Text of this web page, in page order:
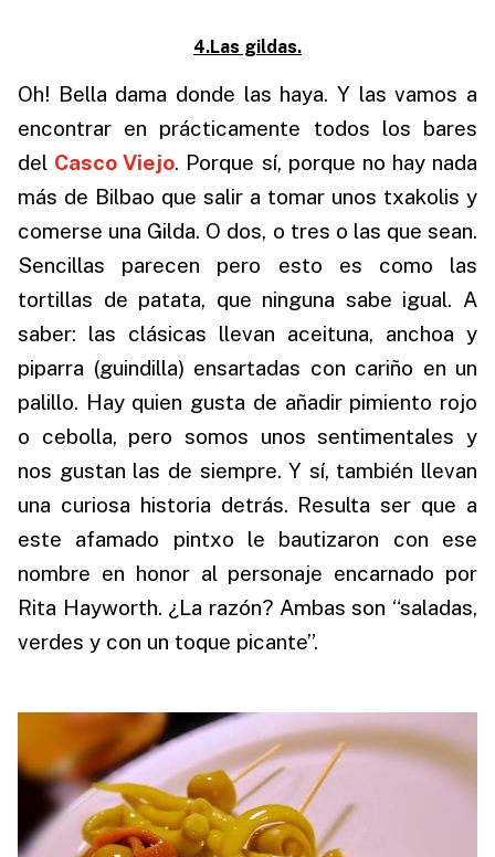
4.Las gildas.
Oh! Bella dama donde las haya. Y las vamos a
encontrar en prácticamente todos los bares
del Casco Viejo. Porque sí, porque no hay nada
más de Bilbao que salir a tomar unos txakolis y
comerse una Gilda. O dos, o tres o las que sean.
Sencillas parecen pero esto es como las
tortillas de patata, que ninguna sabe igual. A
saber: las clásicas llevan aceituna, anchoa y
piparra (guindilla) ensartadas con cariño en un
palillo. Hay quien gusta de añadir pimiento rojo
o cebolla, pero somos unos sentimentales y
nos gustan las de siempre. Y sí, también llevan
una curiosa historia detrás. Resulta ser que a
este afamado pintxo le bautizaron con ese
nombre en honor al personaje encarnado por
Rita Hayworth. ¿La razón? Ambas son “saladas,
verdes y con un toque picante”.